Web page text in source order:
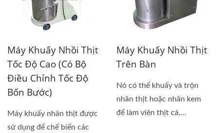
Máy Khuấy Nhồi Thịt
Tốc Độ Cao (có Bộ
Điều Chỉnh Tốc Độ
Bốn Bước)
Máy khuấy nhân thịt được
sử dụng để chế biến các
Máy Khuấy Nhồi Thịt
Trên Bàn
Nó có thể khuấy và trộn
nhân thịt hoặc nhân kem
để làm viên thịt cá,...